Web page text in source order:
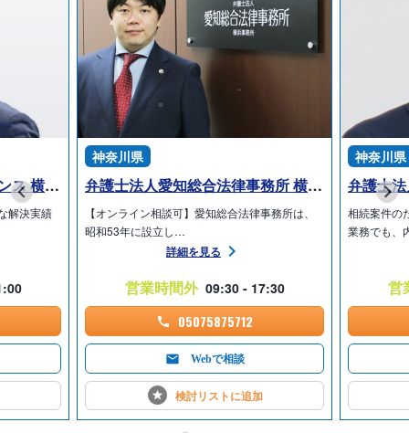
弁護士法人プロテクトスタンス 横浜事務所
解決実績
神奈川県
弁護士法人愛知総合法律事務所 横浜事務所
【オンライン相談可】愛知総合法律事務所は、
昭和53年に設立し…
詳細を見る
営業時間外 09:30 - 17:30
05075875712
Webで相談
検討リストに追加
神奈川県
弁護士
相続案件の
業務でも、
営